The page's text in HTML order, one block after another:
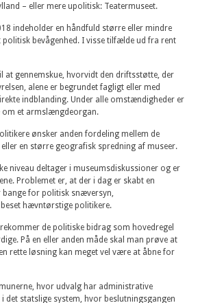
– eller mere upolitisk: Teatermuseet.
indeholder en håndfuld større eller mindre
bevågenhed. I visse tilfælde ud fra rent
at gennemskue, hvorvidt den driftsstøtte, der
alene er begrundet fagligt eller med
indblanding. Under alle omstændigheder er
om et armslængdeorgan.
ønsker anden fordeling mellem de
en større geografisk spredning af museer.
niveau deltager i museumsdiskussioner og er
Problemet er, at der i dag er skabt en
for politisk snæversyn,
hævntørstige politikere.
de politiske bidrag som hovedregel
På en eller anden måde skal man prøve at
rette løsning kan meget vel være at åbne for
hvor udvalg har administrative
det statslige system, hvor beslutningsgangen